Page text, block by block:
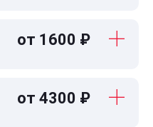
от 1600 ₽
от 4300 ₽